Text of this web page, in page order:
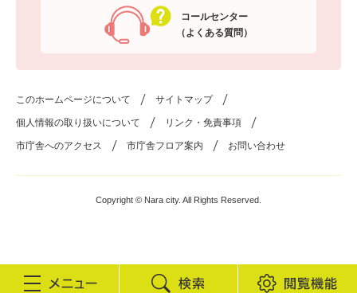
コールセンター
（よくある質問）
このホームページについて サイトマップ
個人情報の取り扱いについて リンク・免責事項
市庁舎へのアクセス 市庁舎フロア案内 お問い合わせ
Copyright © Nara city. All Rights Reserved.